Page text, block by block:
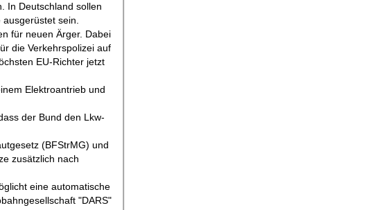
In Deutschland sollen
sein.
für neuen Ärger. Dabei
die Verkehrspolizei auf
EU-Richter jetzt
Elektroantrieb und
der Bund den Lkw-
(BFStrMG) und
zusätzlich nach
eine automatische
"DARS"